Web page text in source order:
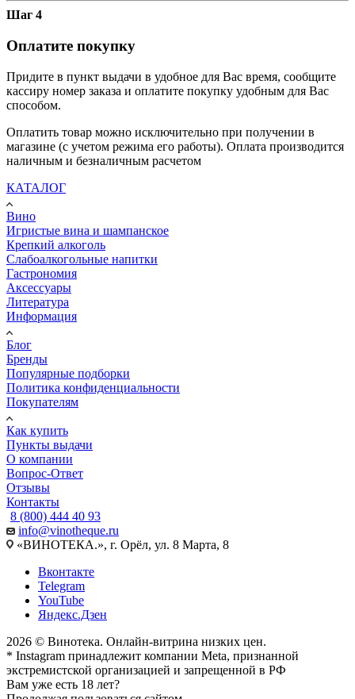
Шаг 4
Оплатите покупку
Придите в пункт выдачи в удобное для Вас время, сообщите
кассиру номер заказа и оплатите покупку удобным для Вас
способом.
Оплатить товар можно исключительно при получении в
магазине (с учетом режима его работы). Оплата производится
наличным и безналичным расчетом
КАТАЛОГ
Вино
Игристые вина и шампанское
Крепкий алкоголь
Слабоалкогольные напитки
Гастрономия
Аксессуары
Литература
Информация
Блог
Бренды
Популярные подборки
Политика конфиденциальности
Покупателям
Как купить
Пункты выдачи
О компании
Вопрос-Ответ
Отзывы
Контакты
8 (800) 444 40 93
info@vinotheque.ru
«ВИНОТЕКА.», г. Орёл, ул. 8 Марта, 8
Вконтакте
Telegram
YouTube
Яндекс.Дзен
2026 © Винотека. Онлайн-витрина низких цен.
* Instagram принадлежит компании Meta, признанной
экстремистской организацией и запрещенной в РФ
Вам уже есть 18 лет?